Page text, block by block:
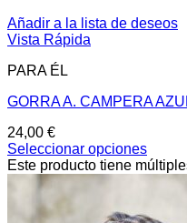
Añadir a la lista de deseos
Vista Rápida
PARA ÉL
GORRA A. CAMPERA
24,00 €
Seleccionar opciones
Este producto tiene